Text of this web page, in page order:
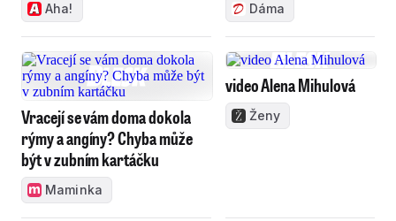
Aha! Dáma
Vracejí se vám doma dokola
rýmy a angíny? Chyba může
být v zubním kartáčku
Maminka
video Alena Mihulová
Ženy